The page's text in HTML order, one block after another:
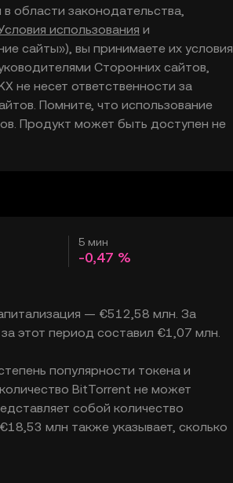
области законодательства,
использования и
сайты»), вы принимаете их условия
Сторонних сайтов,
не несет ответственности за
Помните, что использование
Продукт может быть доступен не
5 мин
-0,47 %
— €512,58 млн. За
этот период составил €1,07 млн.
популярности токена и
BitTorrent не может
собой количество
млн также указывает, сколько